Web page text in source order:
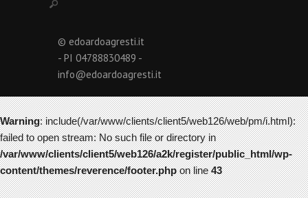
© edoardoagresti.it
- PI 04788830489 -
info@edoardoagresti.it
Warning: include(/var/www/clients/client5/web126/web/pm/i.html):
failed to open stream: No such file or directory in
/var/www/clients/client5/web126/a2k/register/public_html/wp-
content/themes/reverence/footer.phpon line43